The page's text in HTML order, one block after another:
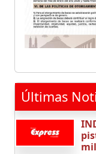
Últimas